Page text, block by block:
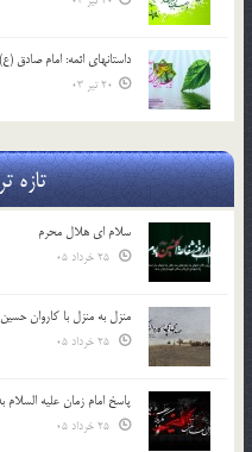
داستانهای ائمه: امام
20 تیر 03
تازه
سلام ای هلال محرم
منزل به منزل با کاروان
پاسخ امام زمان علیه السلام